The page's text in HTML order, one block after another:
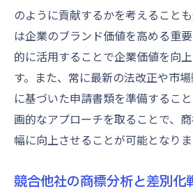
のように貢献するかを考えること
は企業のブランド価値を高める重
的に活用することで企業価値を向
す。また、常に最新の法改正や市
に基づいた申請書類を準備するこ
画的なアプローチを取ることで、
幅に向上させることが可能となりま
競合他社の商標分析と差別化